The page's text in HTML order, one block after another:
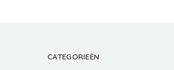
CATEGORIEËN